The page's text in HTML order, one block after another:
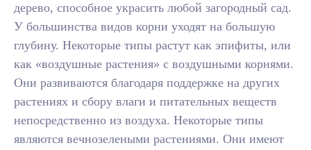
дерево, способное украсить любой загородный сад.
У большинства видов корни уходят на большую
глубину. Некоторые типы растут как эпифиты, или
как «воздушные растения» с воздушными корнями.
Они развиваются благодаря поддержке на других
растениях и сбору влаги и питательных веществ
непосредственно из воздуха. Некоторые типы
являются вечнозелеными растениями. Они имеют